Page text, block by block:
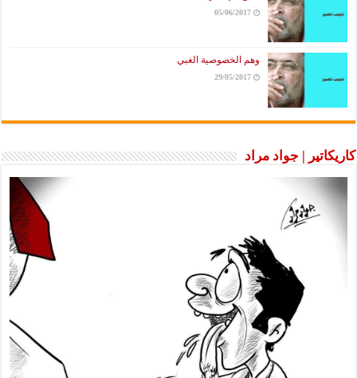
05/06/2017
وهم الخصوصية الغبي
29/05/2017
كاريكاتير | جواد مراد